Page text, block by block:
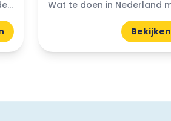
De mooiste kastelen in Nederland om te bezoeken: Denk je ooit aan de magische wereld van kastelen? Nederland heeft prachtige kastelen die wachten om ontdekt te worden. Van imposante torens...
Bekijken